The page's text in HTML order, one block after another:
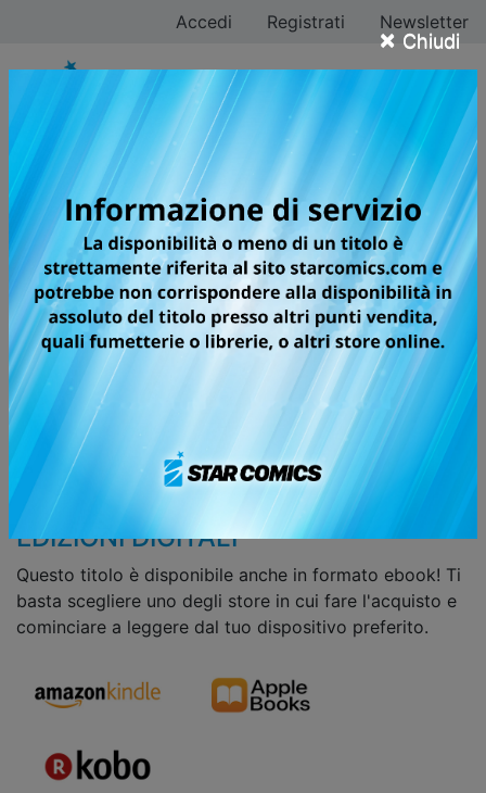
× Chiudi
Accedi Registrati Newsletter
DRAGON BALL SUPER
LA SAGA PIÙ FAMOSA AL MONDO
TORNA CON STORIE INEDITE E
SPETTACOLARI!
Diverso tempo è trascorso dalla grandiosa battaglia
tra Goku e Majin Bu, e ora una nuova minaccia
incombe sul mondo che ha ritrovato la pace... Questa
volta il nemico arriva dal “Sesto Universo”! Comincia
un Dragon Ball completamente nuovo, che riprende le
avventure dei Saiyan dal punto in cui ci eravamo
lasciati!
EDIZIONI DIGITALI
Questo titolo è disponibile anche in formato ebook! Ti
basta scegliere uno degli store in cui fare l'acquisto e
cominciare a leggere dal tuo dispositivo preferito.